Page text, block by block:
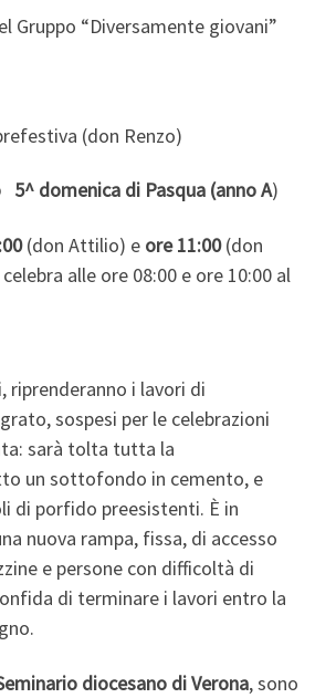
Gruppo “Diversamente giovani”
(don Renzo)
5^ domenica di Pasqua (annoA)
(don Attilio) e ore 11:00(don
alle ore 08:00 e ore 10:00 al
riprenderanno i lavori di
sospesi per le celebrazioni
sarà tolta tutta la
un sottofondo in cemento, e
di porfido preesistenti. È in
nuova rampa, fissa, di accesso
e persone con difficoltà di
di terminare i lavori entro la
diocesano di Verona, sono